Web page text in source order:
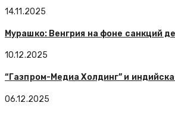
14.11.2025
Мурашко: Венгрия на фоне санкций
10.12.2025
“Газпром-Медиа Холдинг” и
06.12.2025